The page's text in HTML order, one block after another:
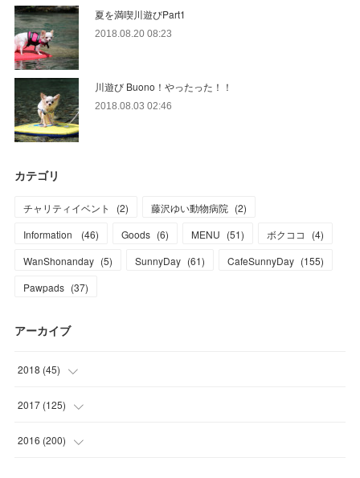
夏を満喫川遊びPart1
2018.08.20 08:23
川遊び Buono！やったった！！
2018.08.03 02:46
カテゴリ
チャリティイベント (2) 藤沢ゆい動物病院 (2)
Information
(46) Goods (6) MENU (51) ボクココ (4)
WanShonanday (5) SunnyDay (61) CafeSunnyDay (155)
Pawpads (37)
アーカイブ
2018 (45)
(1)
(1)
2017 (125)
(6)
2016 (200)